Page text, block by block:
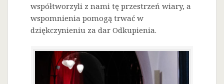
współtworzyli z nami tę przestrzeń wiary, a
wspomnienia pomogą trwać w
dziękczynieniu za dar Odkupienia.